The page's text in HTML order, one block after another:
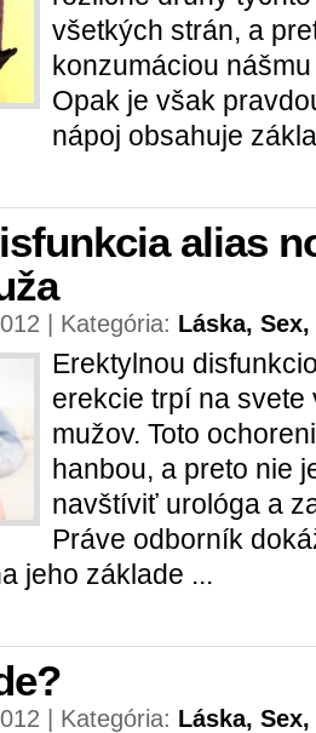
všetkých strán, a
konzumáciou
Opak je však
nápoj obsahuje
alias
| Kategória: Láska,
Erektylnou
erekcie trpí na
mužov. Toto
hanbou, a preto nie
navštíviť urológa a
Práve odborník
jeho základe ...
| Kategória: Láska,